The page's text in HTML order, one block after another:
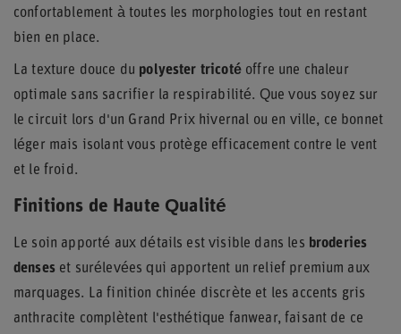
confortablement à toutes les morphologies tout en restant
bien en place.
La texture douce du polyester tricotéoffre une chaleur
optimale sans sacrifier la respirabilité. Que vous soyez sur
le circuit lors d'un Grand Prix hivernal ou en ville, ce bonnet
léger mais isolant vous protège efficacement contre le vent
et le froid.
Finitions de Haute Qualité
Le soin apporté aux détails est visible dans les broderies
denseset surélevées qui apportent un relief premium aux
marquages. La finition chinée discrète et les accents gris
anthracite complètent l'esthétique fanwear, faisant de ce